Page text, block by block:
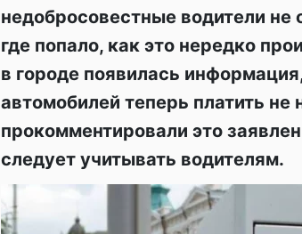
недобросовестные водители не
где попало, как это нередко
в городе появилась
автомобилей теперь платить не
прокомментировали это
следует учитывать водителям.